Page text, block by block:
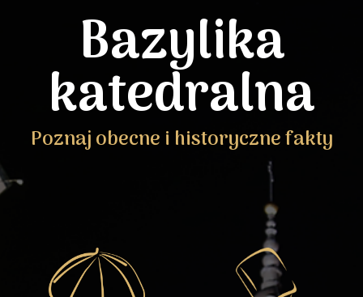
Bazylika
katedralna
Poznaj obecne i historyczne fakty